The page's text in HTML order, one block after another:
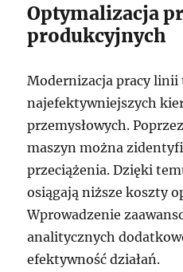
Optymalizacja
produkcyjnych
Modernizacja pracy linii
najefektywniejszych
przemysłowych.
maszyn można
przeciążenia. Dzięki
osiągają niższe koszty
Wprowadzenie
analitycznych
efektywność działań.